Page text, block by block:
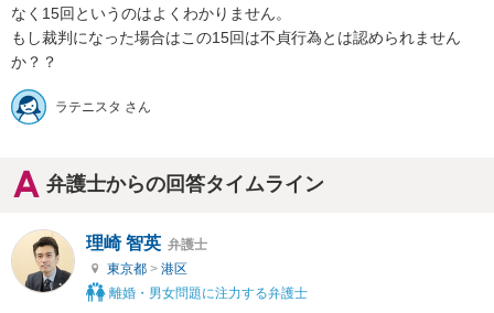
なく15回というのはよくわかりません。
もし裁判になった場合はこの15回は不貞行為とは認められません
か？？
ラテニスタ さん
弁護士からの回答タイムライン
理崎 智英 弁護士
東京都 > 港区
離婚・男女問題に注力する弁護士